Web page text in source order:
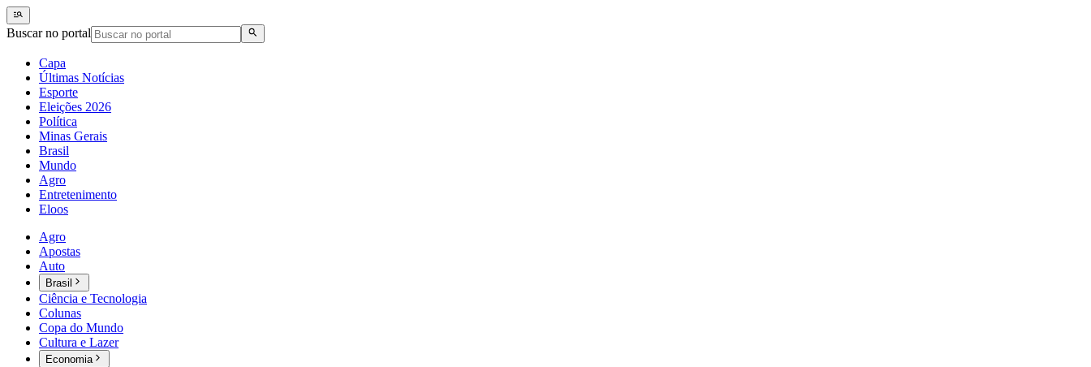
Buscar no portal
Capa
Últimas Notícias
Esporte
Eleições 2026
Política
Minas Gerais
Brasil
Mundo
Agro
Entretenimento
Eloos
Agro
Apostas
Auto
Brasil
Ciência e Tecnologia
Colunas
Copa do Mundo
Cultura e Lazer
Economia